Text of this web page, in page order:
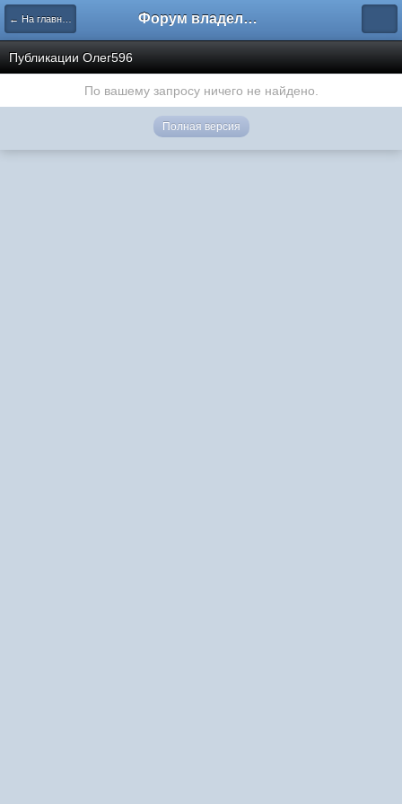
← На главную Форум владельцев интернет-магазинов
Публикации Олег596
По вашему запросу ничего не найдено.
Полная версия